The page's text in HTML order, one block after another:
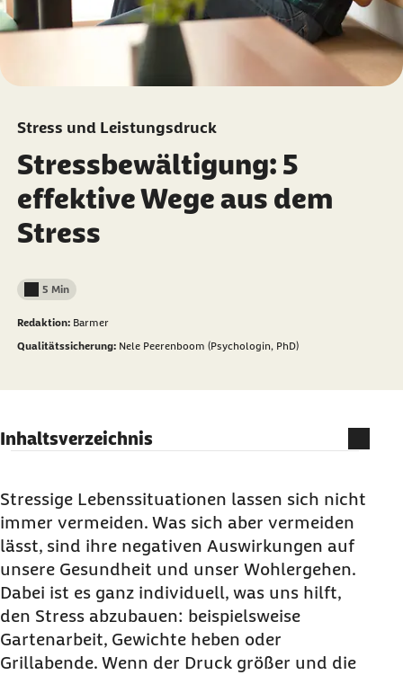
Stress und Leistungsdruck
Stressbewältigung: 5
effektive Wege aus dem
Stress
Lesedauer weniger als
5 Min
Redaktion: Barmer
Qualitätssicherung: Nele Peerenboom (Psychologin, PhD)
Inhaltsverzeichnis
2. Weniger Stress mit mehr Bewegung
3. Soziale Kontakte, um Stress zu reduzieren
4. Entspannung zur Stressbewältigung
5. Stress bewältigen: Unterstützung erhalten
Mit der richtigen Einstellung dem Stress
vorbeugen: Mentale Stresskompetenz stärken
Stress-Quiz: Testen Sie Ihr Wissen über Stress
Stressige Lebenssituationen lassen sich nicht
immer vermeiden. Was sich aber vermeiden
lässt, sind ihre negativen Auswirkungen auf
unsere Gesundheit und unser Wohlergehen.
Dabei ist es ganz individuell, was uns hilft,
den Stress abzubauen: beispielsweise
Gartenarbeit, Gewichte heben oder
Grillabende. Wenn der Druck größer und die